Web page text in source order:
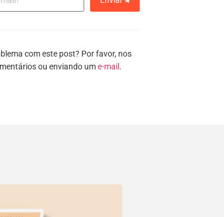
com este post? Por favor, nos
ou enviando ume-mail .